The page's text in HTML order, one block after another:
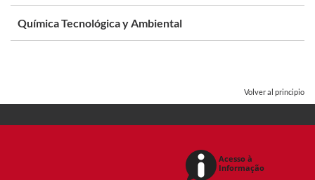
Química Tecnológica y Ambiental
Volver al principio